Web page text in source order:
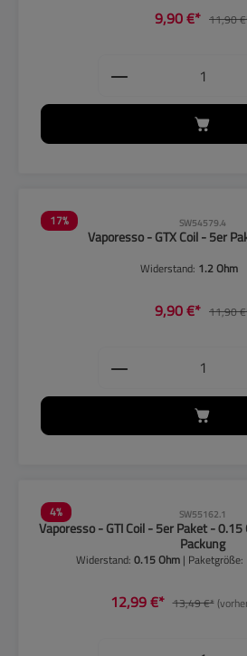
9,90 €* 11,90
Produkt
17% SW54579.4
Vaporesso - GTX Coil - 5er
Widerstand: 1.2 Ohm
9,90 €* 11,90
Produkt
4% SW55162.1
Vaporesso - GTI Coil - 5er Paket -
Packung
Widerstand: 0.15 Ohm | Paketgröße:
12,99 €* 13,49 €*